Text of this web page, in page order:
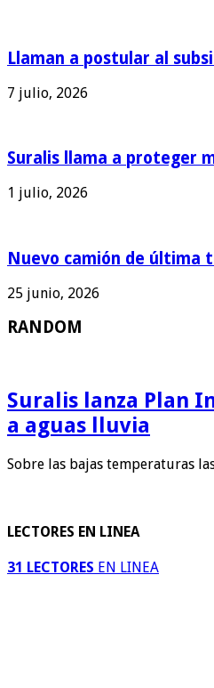
Llaman a postular al
7 julio, 2026
Suralis llama a proteger
1 julio, 2026
Nuevo camión de última
25 junio, 2026
RANDOM
Suralis lanza Plan
a aguas lluvia
Sobre las bajas temperaturas
LECTORES EN LINEA
31 LECTORES EN LINEA